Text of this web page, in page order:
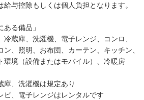
給与控除もしくは個人負担となります。
ある備品」
冷蔵庫、洗濯機、電子レンジ、コンロ、
ン、照明、お布団、カーテン、キッチン、
環境（設備またはモバイル）、冷暖房
庫、洗濯機は規定あり
ビ、電子レンジはレンタルです